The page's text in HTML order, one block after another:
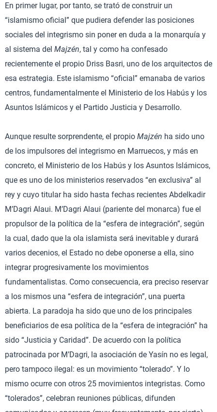
En primer lugar, por tanto, se trató de construir un
“islamismo oficial” que pudiera defender las posiciones
sociales del integrismo sin poner en duda a la monarquía y
al sistema del Majzén, tal y como ha confesado
recientemente el propio Driss Basri, uno de los arquitectos de
esa estrategia. Este islamismo “oficial” emanaba de varios
centros, fundamentalmente el Ministerio de los Habús y los
Asuntos Islámicos y el Partido Justicia y Desarrollo.
Aunque resulte sorprendente, el propio Majzén ha sido uno
de los impulsores del integrismo en Marruecos, y más en
concreto, el Ministerio de los Habús y los Asuntos Islámicos,
que es uno de los ministerios reservados “en exclusiva” al
rey y cuyo titular ha sido hasta fechas recientes Abdelkadir
M’Dagri Alaui. M’Dagri Alaui (pariente del monarca) fue el
propulsor de la política de la “esfera de integración”, según
la cual, dado que la ola islamista será inevitable y durará
varios decenios, el Estado no debe oponerse a ella, sino
integrar progresivamente los movimientos
fundamentalistas. Como consecuencia, era preciso reservar
a los mismos una “esfera de integración”, una puerta
abierta. La paradoja ha sido que uno de los principales
beneficiarios de esa política de la “esfera de integración” ha
sido “Justicia y Caridad”. De acuerdo con la política
patrocinada por M’Dagri, la asociación de Yasín no es legal,
pero tampoco ilegal: es un movimiento “tolerado”. Y lo
mismo ocurre con otros 25 movimientos integristas. Como
“tolerados”, celebran reuniones públicas, difunden